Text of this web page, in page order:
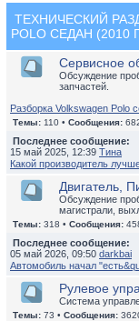
ТЕХНИЧЕСКИЙ
POLO СЕДАН (2010
Сервисное
Обсуждение
запчастей.
Разборка Volkswagen Polo
Темы: 110 • Сообщения:
Последнее сообщение:
15 май 2025, 12:39 Тина
Какой производитель
Двигатель,
Обсуждение
магистрали,
Темы: 318 • Сообщения:
Последнее сообщение:
05 май 2026, 09:50 darkbai
Автомобиль начал
Рулевое
Система
Темы: 73 • Сообщения: